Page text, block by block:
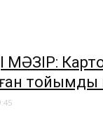
тойымды